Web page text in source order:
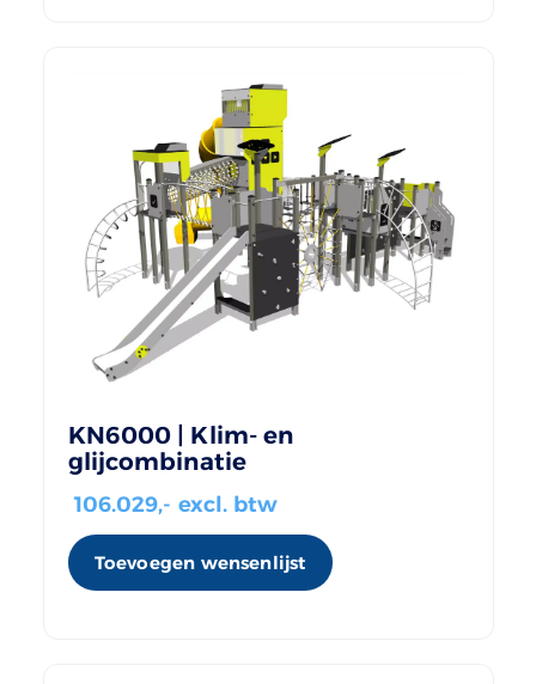
KN6000 | Klim- en
glijcombinatie
106.029,- excl. btw
Toevoegen wensenlijst